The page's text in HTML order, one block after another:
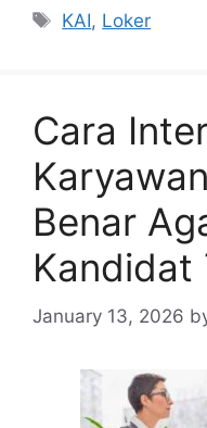
Tags
KAI, Loker
Cara
Benar
Kandidat
January 13, 2026